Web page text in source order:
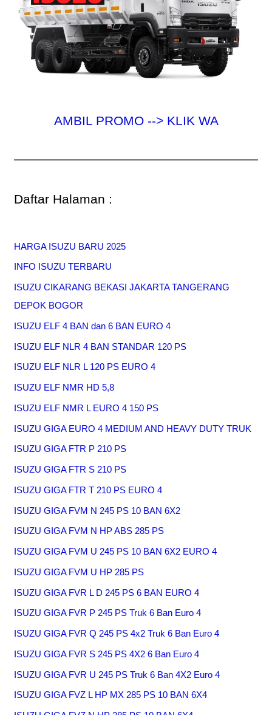
AMBIL PROMO --> KLIK WA
Daftar Halaman :
HARGA ISUZU BARU 2025
INFO ISUZU TERBARU
ISUZU CIKARANG BEKASI JAKARTA TANGERANG
DEPOK BOGOR
ISUZU ELF 4 BAN dan 6 BAN EURO 4
ISUZU ELF NLR 4 BAN STANDAR 120 PS
ISUZU ELF NLR L 120 PS EURO 4
ISUZU ELF NMR HD 5,8
ISUZU ELF NMR L EURO 4 150 PS
ISUZU GIGA EURO 4 MEDIUM AND HEAVY DUTY TRUK
ISUZU GIGA FTR P 210 PS
ISUZU GIGA FTR S 210 PS
ISUZU GIGA FTR T 210 PS EURO 4
ISUZU GIGA FVM N 245 PS 10 BAN 6X2
ISUZU GIGA FVM N HP ABS 285 PS
ISUZU GIGA FVM U 245 PS 10 BAN 6X2 EURO 4
ISUZU GIGA FVM U HP 285 PS
ISUZU GIGA FVR L D 245 PS 6 BAN EURO 4
ISUZU GIGA FVR P 245 PS Truk 6 Ban Euro 4
ISUZU GIGA FVR Q 245 PS 4x2 Truk 6 Ban Euro 4
ISUZU GIGA FVR S 245 PS 4X2 6 Ban Euro 4
ISUZU GIGA FVR U 245 PS Truk 6 Ban 4X2 Euro 4
ISUZU GIGA FVZ L HP MX 285 PS 10 BAN 6X4